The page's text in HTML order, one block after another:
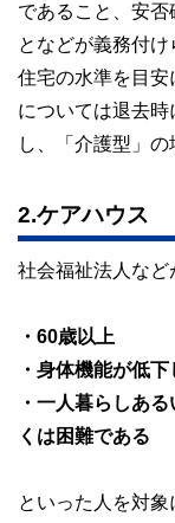
であること、安否
となどが義務付
住宅の水準を目
については退去
し、「介護型」の
2.ケアハウス
社会福祉法人など
・60歳以上
・身体機能が低
・一人暮らしあ
くは困難である
といった人を対